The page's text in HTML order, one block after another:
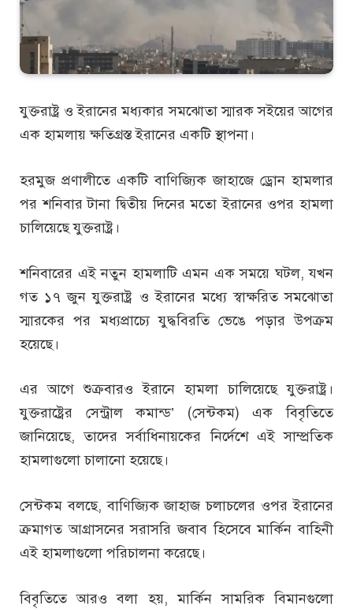
যুক্তরাষ্ট্র ও ইরানের মধ্যকার সমঝোতা স্মারক সইয়ের আগের
এক হামলায় ক্ষতিগ্রস্ত ইরানের একটি স্থাপনা।
হরমুজ প্রণালীতে একটি বাণিজ্যিক জাহাজে ড্রোন হামলার
পর শনিবার টানা দ্বিতীয় দিনের মতো ইরানের ওপর হামলা
চালিয়েছে যুক্তরাষ্ট্র।
শনিবারের এই নতুন হামলাটি এমন এক সময়ে ঘটল, যখন
গত ১৭ জুন যুক্তরাষ্ট্র ও ইরানের মধ্যে স্বাক্ষরিত সমঝোতা
স্মারকের পর মধ্যপ্রাচ্যে যুদ্ধবিরতি ভেঙে পড়ার উপক্রম
হয়েছে।
এর আগে শুক্রবারও ইরানে হামলা চালিয়েছে যুক্তরাষ্ট্র।
যুক্তরাষ্ট্রের সেন্ট্রাল কমান্ড’ (সেন্টকম) এক বিবৃতিতে
জানিয়েছে, তাদের সর্বাধিনায়কের নির্দেশে এই সাম্প্রতিক
হামলাগুলো চালানো হয়েছে।
সেন্টকম বলছে, বাণিজ্যিক জাহাজ চলাচলের ওপর ইরানের
ক্রমাগত আগ্রাসনের সরাসরি জবাব হিসেবে মার্কিন বাহিনী
এই হামলাগুলো পরিচালনা করেছে।
বিবৃতিতে আরও বলা হয়, মার্কিন সামরিক বিমানগুলো